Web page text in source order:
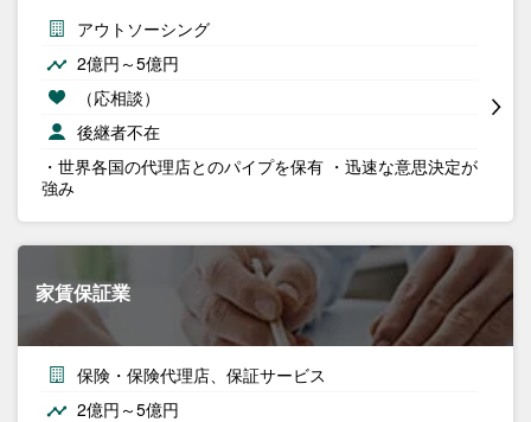
アウトソーシング
2億円～5億円
（応相談）
後継者不在
・世界各国の代理店とのパイプを保有 ・迅速な意思決定が
強み
家賃保証業
保険・保険代理店、保証サービス
2億円～5億円